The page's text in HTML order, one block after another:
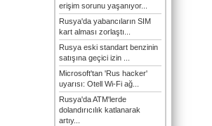
erişim sorunu yaşanıyor...
Rusya'da yabancıların SIM
kart alması zorlaştı...
Rusya eski standart benzinin
satışına geçici izin ...
Microsoft'tan 'Rus hacker'
uyarısı: Otell Wi-Fi ağ...
Rusya'da ATM'lerde
dolandırıcılık katlanarak
artıy...